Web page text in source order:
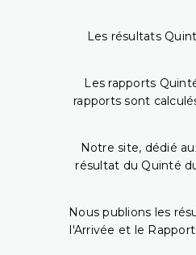
Les résultats
Les rapports
rapports sont
Notre site, dédié
résultat du Quinté
Nous publions les
l'Arrivée et le